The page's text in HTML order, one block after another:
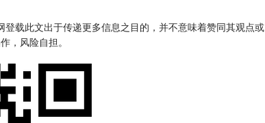
载此文出于传递更多信息之目的，并不意味着赞同其观点或
，风险自担。